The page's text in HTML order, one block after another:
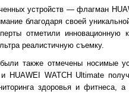
устройств — флагман
благодаря своей
отметили инновационную
реалистичную съемку.
также отмечены носимые
HUAWEI WATCH Ultimate
здоровья и